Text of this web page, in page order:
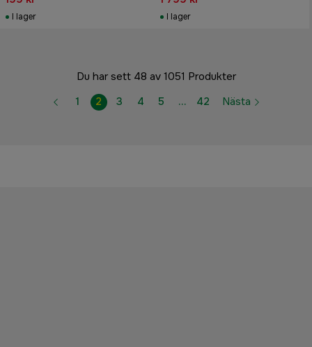
I lager I lager
Du har sett 48 av 1051 Produkter
1
2 3 4 5 … 42 Nästa